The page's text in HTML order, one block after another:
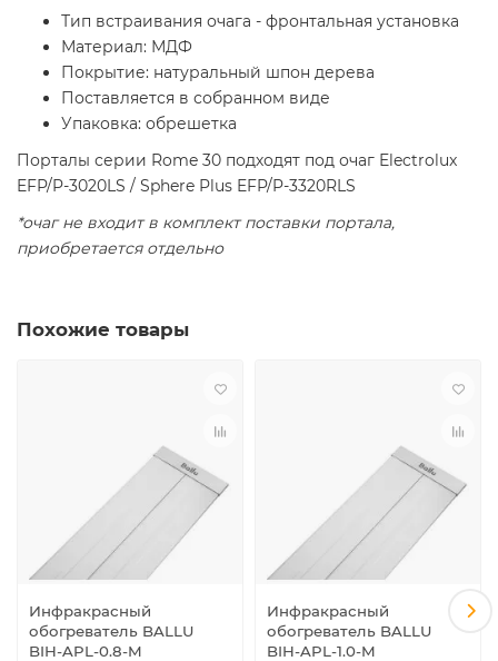
Тип встраивания очага - фронтальная установка
Материал: МДФ
Покрытие: натуральный шпон дерева
Поставляется в собранном виде
Упаковка: обрешетка
Порталы серии Rome 30 подходят под очаг Electrolux
EFP/P-3020LS / Sphere Plus EFP/P-3320RLS
*очаг не входит в комплект поставки портала,
приобретается отдельно
Похожие товары
Инфракрасный
обогреватель BALLU
BIH-APL-0.8-M
Инфракрасный
обогреватель BALLU
BIH-APL-1.0-M